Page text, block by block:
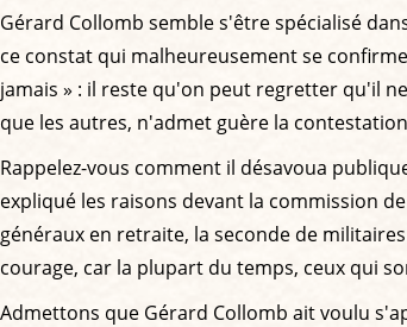
Gérard Collomb semble s'être spécialisé
ce constat qui malheureusement se
jamais » : il reste qu'on peut regretter qu'il
que les autres, n'admet guère la
Rappelez-vous comment il désavoua
expliqué les raisons devant la commission
généraux en retraite, la seconde de
courage, car la plupart du temps, ceux qui
Admettons que Gérard Collomb ait voulu